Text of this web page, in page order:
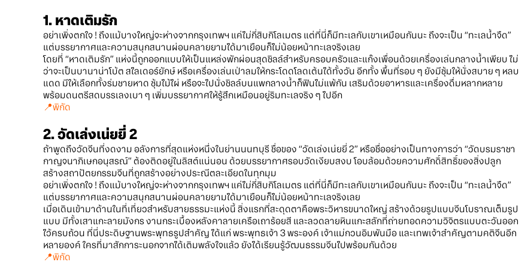
1. หาดเติมรัก
อย่าเพิ่งตกใจ ! ถึงแม้บางใหญ่จะห่างจากกรุงเทพฯ แค่ไม่กี่สิบกิโลเมตร แต่ที่นี่ก็มีทะเลกับเขาเหมือนกันนะ ถึงจะเป็น “ทะเลน้ำจืด”
แต่บรรยากาศและความสนุกสนานผ่อนคลายยามได้มาเยือนก็ไม่น้อยหน้าทะเลจริงเลย
โดยที่ “หาดเติมรัก” แห่งนี้ถูกออกแบบให้เป็นแหล่งพักผ่อนสุดชิลล์สำหรับครอบครัวและแก๊งเพื่อนด้วยเครื่องเล่นกลางน้ำเพียบ ไม่
ว่าจะเป็นบานาน่าโบ้ต สไลเดอร์ยักษ์ หรือเครื่องเล่นเป่าลมให้กระโดดโลดเต้นได้ทั้งวัน อีกทั้ง พื้นที่รอบ ๆ ยังมีซุ้มให้นั่งสบาย ๆ หลบ
แดด มีให้เลือกทั้งร่มชายหาด ซุ้มไม้ไผ่ หรือจะไปนั่งชิลล์บนแพกลางน้ำก็ฟินไม่แพ้กัน เสริมด้วยอาหารและเครื่องดื่มหลากหลาย
พร้อมดนตรีสดบรรเลงเบา ๆ เพิ่มบรรยากาศให้รู้สึกเหมือนอยู่ริมทะเลจริง ๆ ไปอีก
📍พิกัด
2. วัดเล่งเน่ยยี่ 2
ถ้าพูดถึงวัดจีนที่งดงาม อลังการที่สุดแห่งหนึ่งในย่านนนทบุรี ชื่อของ “วัดเล่งเน่ยยี่ 2” หรือชื่ออย่างเป็นทางการว่า “วัดบรมราชา
กาญจนาภิเษกอนุสรณ์” ต้องติดอยู่ในลิสต์แน่นอน ด้วยบรรยากาศรอบวัดเงียบสงบ โอบล้อมด้วยความศักดิ์สิทธิ์ของสิ่งปลูก
สร้างสถาปัตยกรรมจีนที่ถูกสร้างอย่างประณีตละเอียดในทุกมุม
อย่าเพิ่งตกใจ ! ถึงแม้บางใหญ่จะห่างจากกรุงเทพฯ แค่ไม่กี่สิบกิโลเมตร แต่ที่นี่ก็มีทะเลกับเขาเหมือนกันนะ ถึงจะเป็น “ทะเลน้ำจืด”
แต่บรรยากาศและความสนุกสนานผ่อนคลายยามได้มาเยือนก็ไม่น้อยหน้าทะเลจริงเลย
เมื่อเดินเข้ามาด้านในที่เที่ยวสำหรับสายธรรมะแห่งนี้ สิ่งแรกที่สะดุดตาคือพระวิหารขนาดใหญ่ สร้างด้วยรูปแบบจีนโบราณเต็มรูป
แบบ มีทั้งเสาแกะลายมังกร งานกระเบื้องหลังคาลายเครือเถาร้อยสี และลวดลายหินแกะสลักที่ถ่ายทอดความวิจิตรแบบตะวันออก
ไว้ครบถ้วน ที่นี่ประดิษฐานพระพุทธรูปสำคัญ ได้แก่ พระพุทธเจ้า 3 พระองค์ เจ้าแม่กวนอิมพันมือ และเทพเจ้าสำคัญตามคติจีนอีก
หลายองค์ ใครที่มาสักการะนอกจากได้เติมพลังใจแล้ว ยังได้เรียนรู้วัฒนธรรมจีนไปพร้อมกันด้วย
📍พิกัด